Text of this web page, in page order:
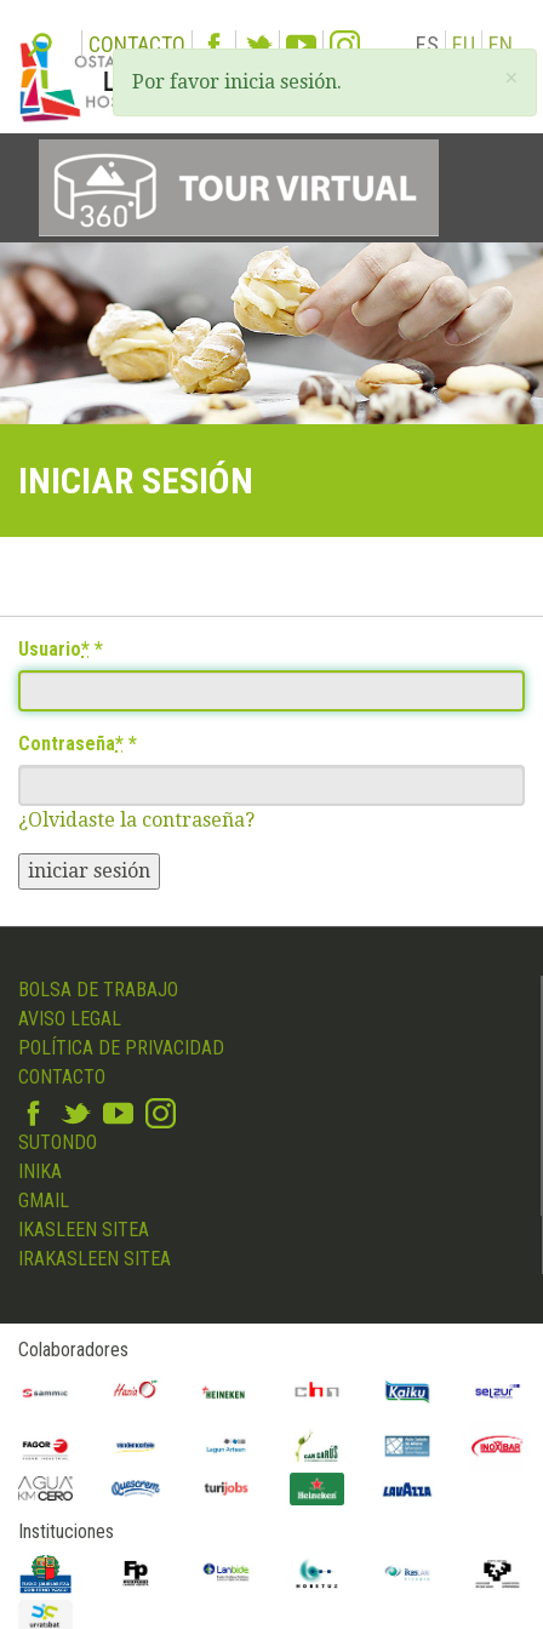
CONTACTO ES EU EN
×
Por favor inicia sesión.
INICIAR SESIÓN
Usuario*
Contraseña*
¿Olvidaste la contraseña?
iniciar sesión
BOLSA DE TRABAJO
AVISO LEGAL
POLÍTICA DE PRIVACIDAD
CONTACTO
SUTONDO
INIKA
GMAIL
IKASLEEN SITEA
IRAKASLEEN SITEA
Colaboradores
Instituciones